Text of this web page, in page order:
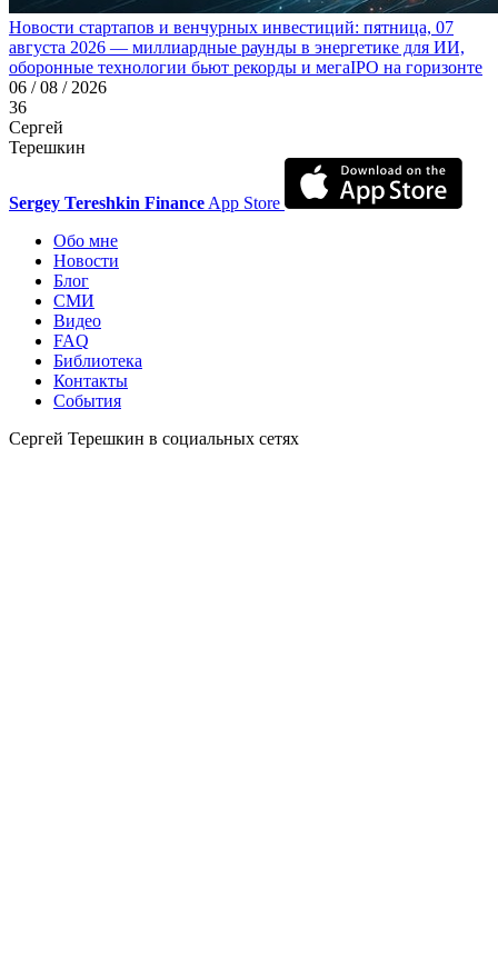
Новости стартапов и венчурных инвестиций: пятница, 07
августа 2026 — миллиардные раунды в энергетике для ИИ,
оборонные технологии бьют рекорды и мегаIPO на горизонте
06 / 08 / 2026
36
Сергей
Терешкин
Sergey Tereshkin Finance App Store
Обо мне
Новости
Блог
СМИ
Видео
FAQ
Библиотека
Контакты
События
Сергей Терешкин в социальных сетях